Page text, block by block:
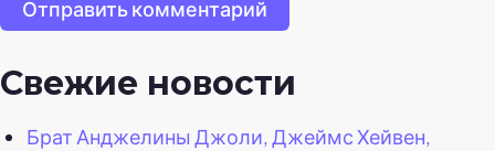
Отправить комментарий
Свежие новости
Брат Анджелины Джоли, Джеймс Хейвен,